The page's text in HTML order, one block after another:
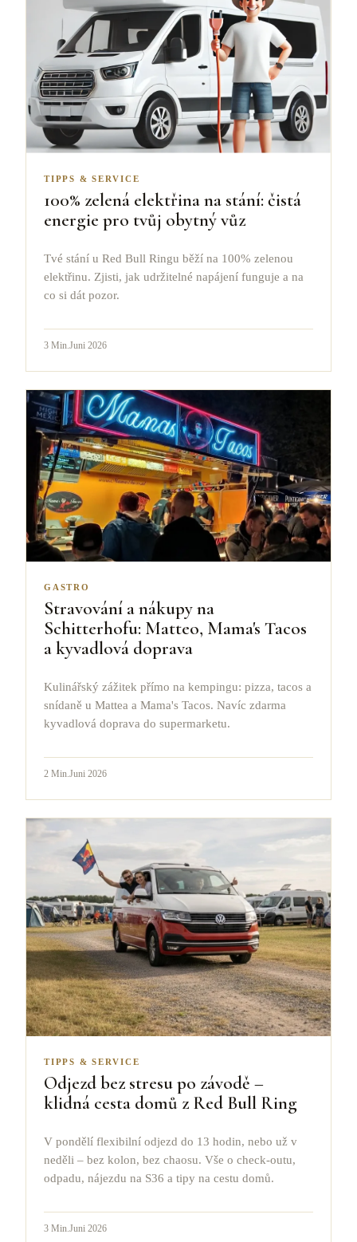
TIPPS & SERVICE
100% zelená elektřina na stání: čistá
energie pro tvůj obytný vůz
Tvé stání u Red Bull Ringu běží na 100% zelenou
elektřinu. Zjisti, jak udržitelné napájení funguje a na
co si dát pozor.
3 Min.Juni 2026
GASTRO
Stravování a nákupy na
Schitterhofu: Matteo, Mama's Tacos
a kyvadlová doprava
Kulinářský zážitek přímo na kempingu: pizza, tacos a
snídaně u Mattea a Mama's Tacos. Navíc zdarma
kyvadlová doprava do supermarketu.
2 Min.Juni 2026
TIPPS & SERVICE
Odjezd bez stresu po závodě –
klidná cesta domů z Red Bull Ring
V pondělí flexibilní odjezd do 13 hodin, nebo už v
neděli – bez kolon, bez chaosu. Vše o check-outu,
odpadu, nájezdu na S36 a tipy na cestu domů.
3 Min.Juni 2026